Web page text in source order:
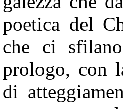
poetica del
che ci
prologo, con
di